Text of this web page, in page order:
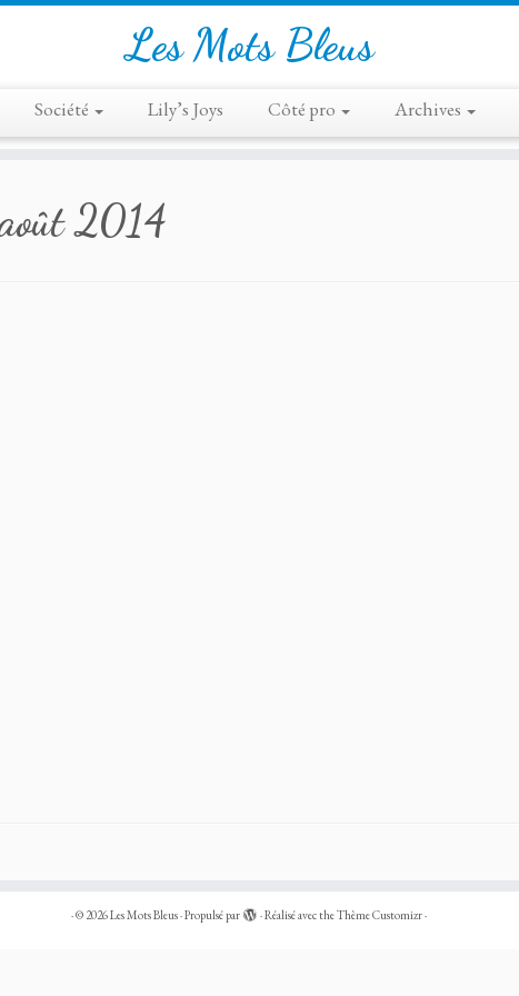
Les Mots Bleus
Société Lily’s Joys Côté pro Archives
2014
·© 2026Les Mots Bleus·Propulsé par ·Réalisé avec theThème Customizr·